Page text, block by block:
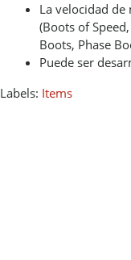
La velocidad
(Boots of
Boots, Phase
Puede ser
Labels: Items